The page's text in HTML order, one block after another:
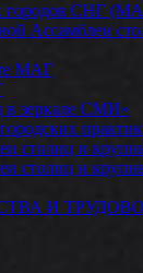
городов СНГ
Ассамблеи
МАГ
в зеркале СМИ»
столиц и
столиц и
И